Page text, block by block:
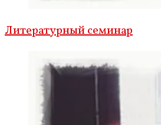
Литературный семинар